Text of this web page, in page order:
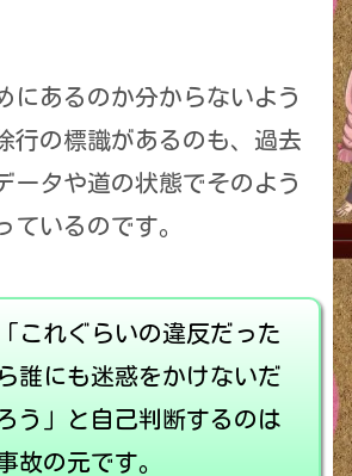
にあるのか分からないよう
行の標識があるのも、過去
ータや道の状態でそのよう
ているのです。
「これぐらいの違反だった
ら誰にも迷惑をかけないだ
う」と自己判断するのは
故の元です。